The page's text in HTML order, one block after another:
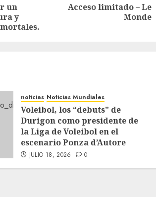
un
y
Acceso limitado – Le
Monde
noticias Noticias Mundiales
Voleibol, los “debuts” de
Durigon como presidente de
la Liga de Voleibol en el
escenario Ponza d’Autore
JULIO 18, 2026 0